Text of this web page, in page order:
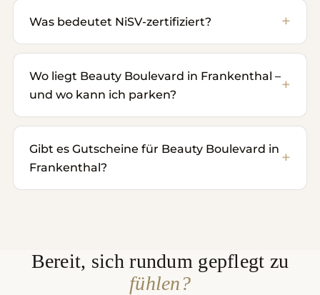
Was bedeutet NiSV-zertifiziert?
Wo liegt Beauty Boulevard in Frankenthal –
und wo kann ich parken?
Gibt es Gutscheine für Beauty Boulevard in
Frankenthal?
Bereit, sich rundum gepflegt zu
fühlen?